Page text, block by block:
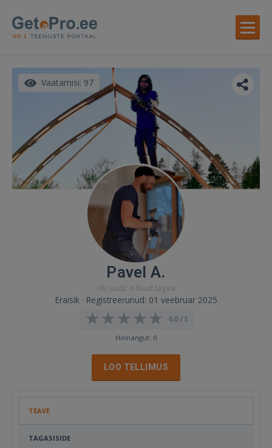
Vaatamisi: 97
Pavel A.
Oli saidil: 6 kuud tagasi
Eraisik · Registreerunud: 01 veebruar 2025
0,0 / 5
Hinnangut: 0
LOO TELLIMUS
TEAVE
TAGASISIDE